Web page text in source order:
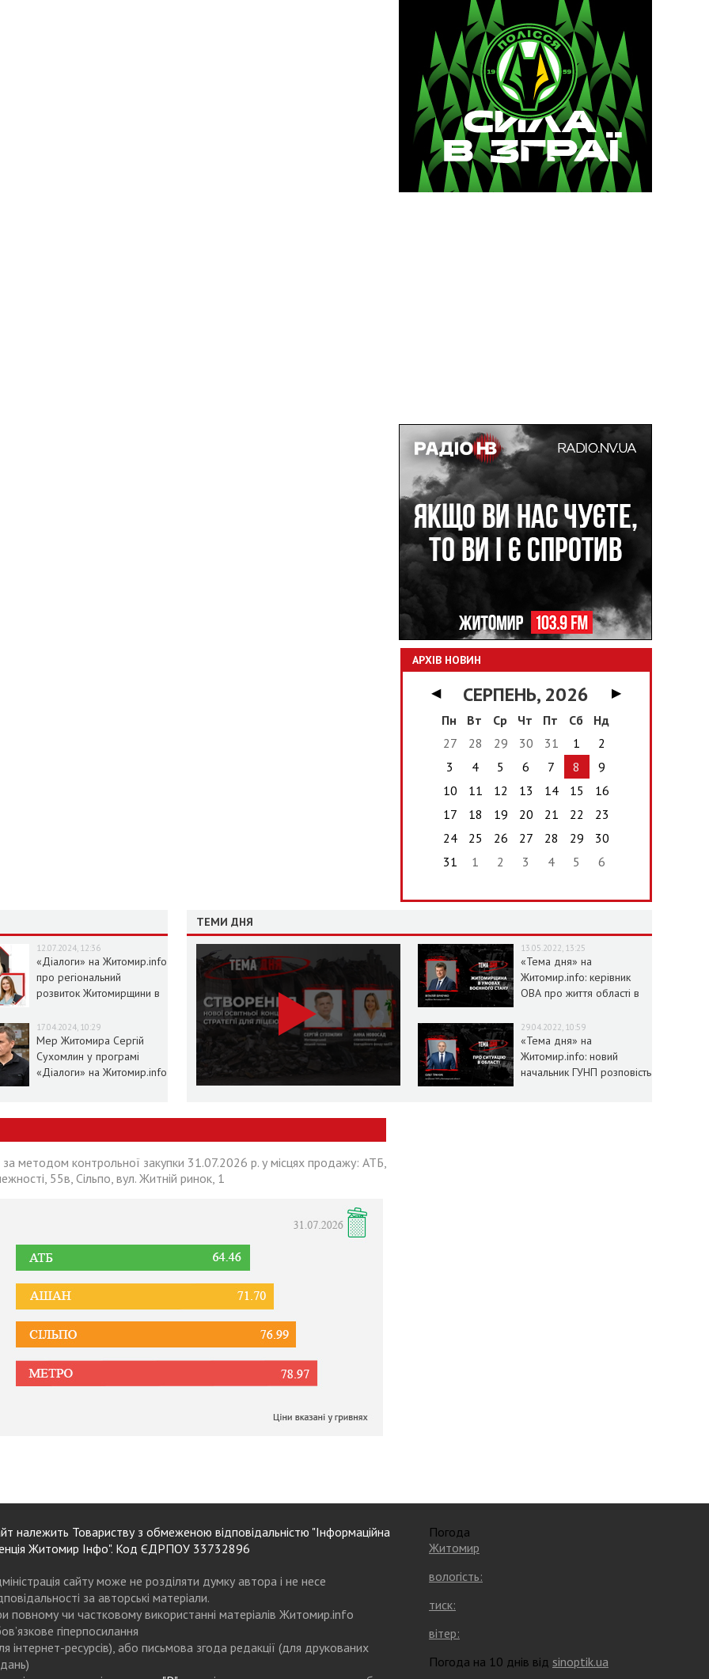
АРХІВ НОВИН
◀ СЕРПЕНЬ, 2026
▶
Пн
Вт Ср Чт Пт Сб
Нд
27
28 29 30 31 1
2
3
4 5 6 7 8
9
10
11 12 13 14 15
16
17
18 19 20 21 22
23
24
25 26 27 28 29
30
31
1 2 3 4 5 6
12.07.2024, 12:36
«Діалоги» на Житомир.info
про регіональний
розвиток Житомирщини в
17.04.2024, 10:29
Мер Житомира Сергій
Сухомлин у програмі
«Діалоги» на Житомир.info
ТЕМИ ДНЯ
13.05.2022, 13:25
«Тема дня» на
Житомир.info: керівник
ОВА про життя області в
29.04.2022, 10:59
«Тема дня» на
Житомир.info: новий
начальник ГУНП розповість
за методом контрольної закупки 31.07.2026 р. у місцях продажу: АТБ,
55в, Сільпо, вул. Житній ринок, 1
належить Товариству з обмеженою відповідальністю "Інформаційна
Житомир Інфо". Код ЄДРПОУ 33732896
сайту може не розділяти думку автора і не несе
за авторські матеріали.
повному чи частковому використанні матеріалів Житомир.info
гіперпосилання
інтернет-ресурсів), або письмова згода редакції (для друкованих
Погода
Житомир
вологість:
тиск:
вітер:
Погода на 10 днів від sinoptik.ua